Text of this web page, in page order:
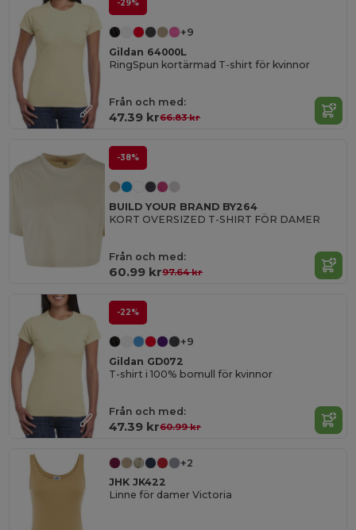
-29%
+9
Gildan 64000L
RingSpun kortärmad T-shirt för kvinnor
Från och med:
47.39 kr66.83 kr
-38%
BUILD YOUR BRAND BY264
KORT OVERSIZED T-SHIRT FÖR DAMER
Från och med:
60.99 kr97.64 kr
-22%
+9
Gildan GD072
T-shirt i 100% bomull för kvinnor
Från och med:
47.39 kr60.99 kr
+2
JHK JK422
Linne för damer Victoria